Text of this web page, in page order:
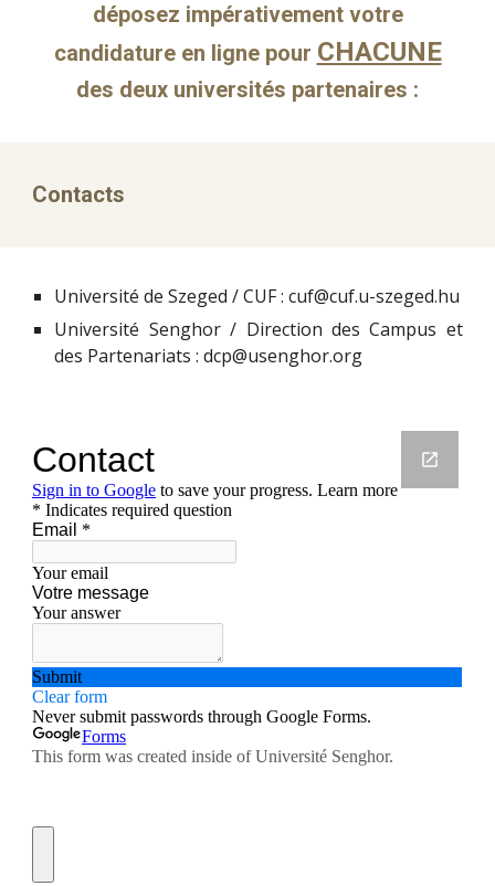
déposez impérativement votre
candidature en ligne pour CHACUNE
des deux universités partenaires :
Contacts
Université de Szeged / CUF : cuf@cuf.u-szeged.hu
Université Senghor / Direction des Campus et
des Partenariats : dcp@usenghor.org